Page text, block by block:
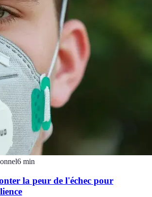
6 min
la peur de l'échec pour